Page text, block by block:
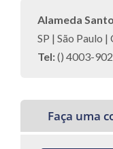
Alameda
SP | São Paulo
Tel:() 4003-
Faça uma